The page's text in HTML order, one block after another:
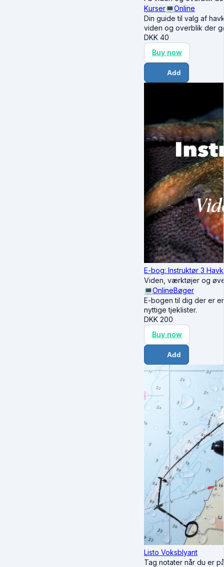
Kurser💻Online
Din guide til valg af
viden og overblik der
DKK 40
Buy now
Add
E-bog: Instruktør 3
Viden, værktøjer og
💻OnlineBøger
E-bogen til dig der er
nyttige tjeklister.
DKK 200
Buy now
Add
Listo Voksblyant
Tag notater når du er